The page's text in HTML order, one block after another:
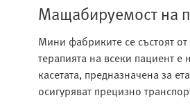
Мащабируемост на
Мини фабриките се състоят
терапията на всеки пациент
касетата, предназначена за
осигуряват прецизно